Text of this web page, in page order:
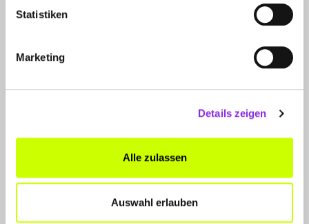
Statistiken
Marketing
Details zeigen
Alle zulassen
Auswahl erlauben
LET'S CONNECT
WhatsApp
FÜR UNTERNEHMER
Produkte & Lösungen